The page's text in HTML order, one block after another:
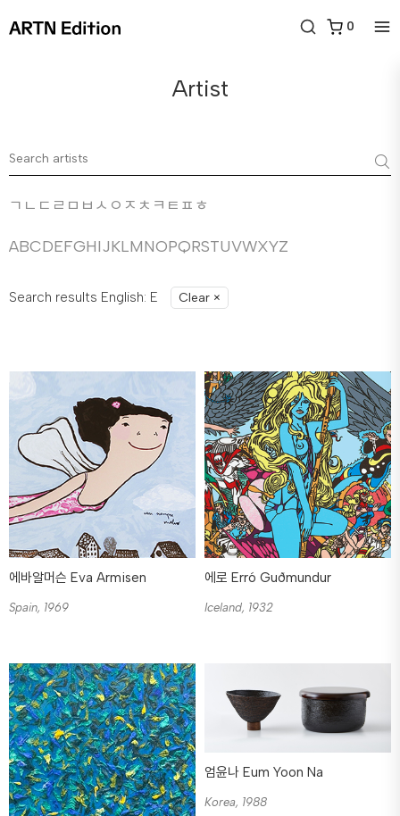
0
Artist
ㄱ ㄴ ㄷ ㄹ ㅁ ㅂ ㅅ ㅇ ㅈ ㅊ ㅋ ㅌ ㅍ ㅎ
ABCDEFGHIJKLMNOPQRSTUVWXYZ
Search results English: E Clear ×
에바알머슨 Eva Armisen
Spain, 1969
에로 Erró Guðmundur
Iceland, 1932
엄윤나 Eum Yoon Na
Korea, 1988